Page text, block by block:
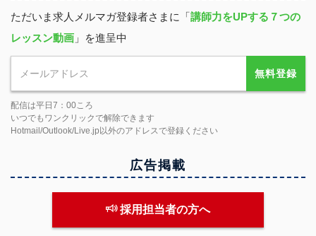
ただいま求人メルマガ登録者さまに「講師力をUPする７つの
レッスン動画 」を進呈中
無料登録
配信は平日7：00ころ
いつでもワンクリックで解除できます
Hotmail/Outlook/Live.jp以外のアドレスで登録ください
広告掲載
採用担当者の方へ